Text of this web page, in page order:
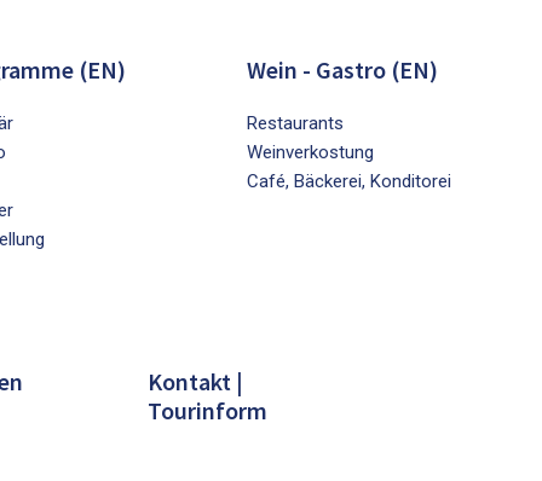
(EN) Wein - Gastro (EN)
Restaurants
Weinverkostung
Café, Bäckerei, Konditorei
Kontakt |
Tourinform